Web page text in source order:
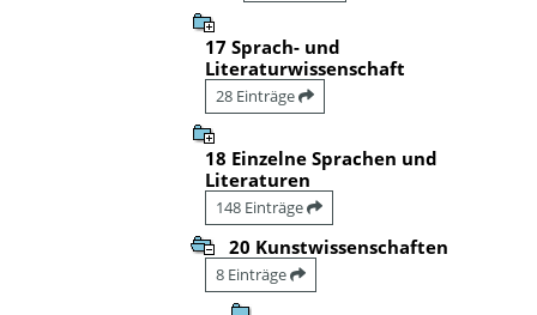
17 Sprach- und
Literaturwissenschaft
28 Einträge
18 Einzelne Sprachen und
Literaturen
148 Einträge
20 Kunstwissenschaften
8 Einträge